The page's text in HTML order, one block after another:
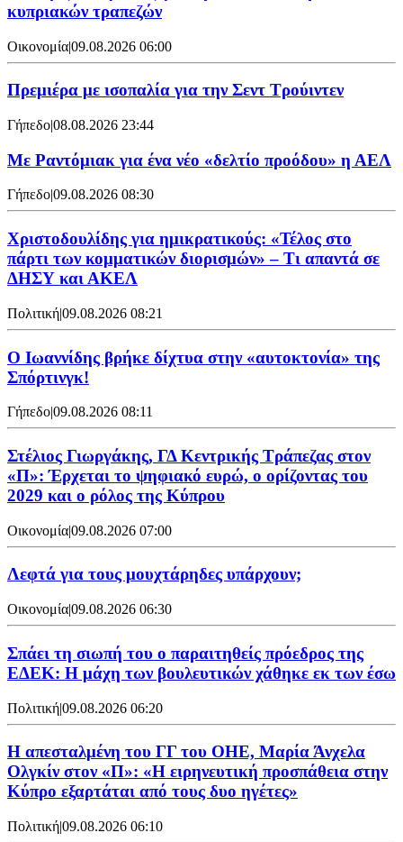
κυπριακών τραπεζών
Οικονομία|09.08.2026 06:00
Πρεμιέρα με ισοπαλία για την Σεντ Τρούιντεν
Γήπεδο|08.08.2026 23:44
Με Ραντόμιακ για ένα νέο «δελτίο προόδου» η ΑΕΛ
Γήπεδο|09.08.2026 08:30
Χριστοδουλίδης για ημικρατικούς: «Τέλος στο
πάρτι των κομματικών διορισμών» – Τι απαντά σε
ΔΗΣΥ και ΑΚΕΛ
Πολιτική|09.08.2026 08:21
Ο Ιωαννίδης βρήκε δίχτυα στην «αυτοκτονία» της
Σπόρτινγκ!
Γήπεδο|09.08.2026 08:11
Στέλιος Γιωργάκης, ΓΔ Κεντρικής Τράπεζας στον
«Π»: Έρχεται το ψηφιακό ευρώ, ο ορίζοντας του
2029 και ο ρόλος της Κύπρου
Οικονομία|09.08.2026 07:00
Λεφτά για τους μουχτάρηδες υπάρχουν;
Οικονομία|09.08.2026 06:30
Σπάει τη σιωπή του ο παραιτηθείς πρόεδρος της
ΕΔΕΚ: Η μάχη των βουλευτικών χάθηκε εκ των έσω
Πολιτική|09.08.2026 06:20
Η απεσταλμένη του ΓΓ του ΟΗΕ, Μαρία Άνχελα
Ολγκίν στον «Π»: «Η ειρηνευτική προσπάθεια στην
Κύπρο εξαρτάται από τους δυο ηγέτες»
Πολιτική|09.08.2026 06:10